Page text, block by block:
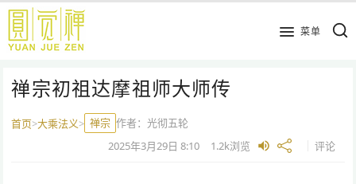
跳
主
内
菜单
禅宗初祖达摩祖师大师传
首页>大乘法义> 禅宗 作者：光彻五轮
2025年3月29日 8:10 1.2k浏览 评论